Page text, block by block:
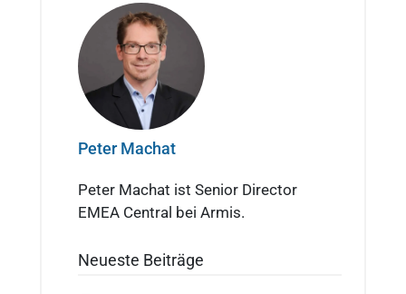
Peter Machat
Peter Machat ist Senior Director
EMEA Central bei Armis.
Neueste Beiträge